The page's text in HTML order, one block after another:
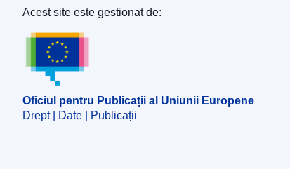
Oficiul pentru Publicații al Uniunii Europene
Acest site este gestionat de:
Oficiul pentru Publicații al Uniunii Europene
Drept | Date | Publicații